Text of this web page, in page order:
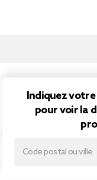
Indiquez
pour voir la